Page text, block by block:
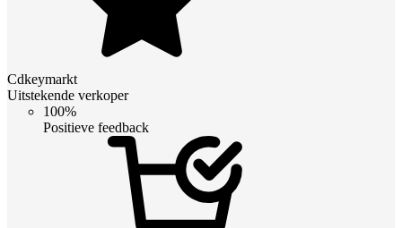
Cdkeymarkt
Uitstekende verkoper
100%
Positieve feedback